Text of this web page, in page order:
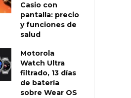
Casio con
pantalla: precio
y funciones de
salud
Motorola
Watch Ultra
filtrado, 13 días
de batería
sobre Wear OS